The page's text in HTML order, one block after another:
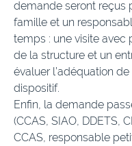
demande seront reçus
famille et un
temps : une visite avec
de la structure et un
évaluer l’adéquation
dispositif.
Enfin, la demande
(CCAS, SIAO, DDETS,
CCAS, responsable